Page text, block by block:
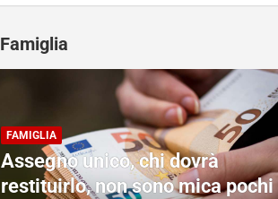
Famiglia
FAMIGLIA
Assegno unico, chi dovrà
restituirlo, non sono mica pochi